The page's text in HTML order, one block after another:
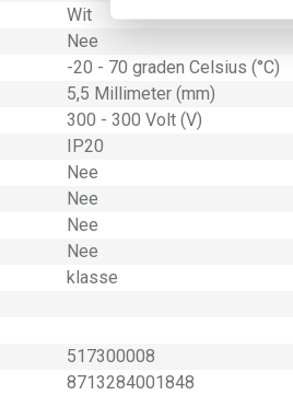
Wit
Nee
-20 - 70 graden Celsius (°C)
5,5 Millimeter (mm)
300 - 300 Volt (V)
IP20
Nee
Nee
Nee
Nee
klasse
517300008
8713284001848